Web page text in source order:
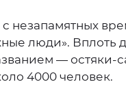
незапамятных
люди». Вплоть
― остяки-
4000 человек.